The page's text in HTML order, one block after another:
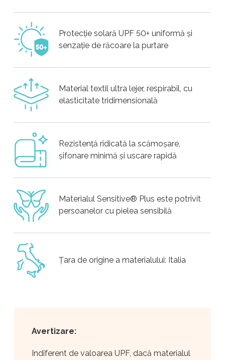
Protecție solară UPF 50+ uniformă și
senzație de răcoare la purtare
Material textil ultra lejer, respirabil, cu
elasticitate tridimensională
Rezistență ridicată la scămoșare,
șifonare minimă și uscare rapidă
Materialul Sensitive® Plus este potrivit
persoanelor cu pielea sensibilă
Țara de origine a materialului: Italia
Avertizare:
Indiferent de valoarea UPF, dacă materialul